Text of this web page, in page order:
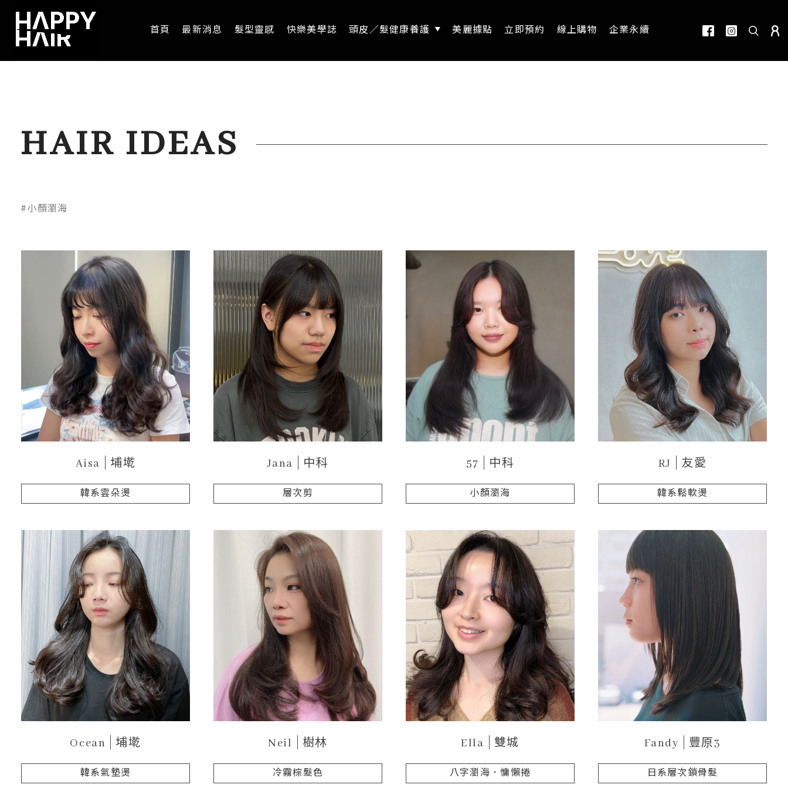
首頁 最新消息 髮型靈感 快樂美學誌 頭皮／髮健康養護 美麗據點 立即預約 線上購物 企業永續
HAIR IDEAS
#小顏瀏海
Aisa 埔墘
韓系雲朵燙
Jana 中科
層次剪
57 中科
小顏瀏海
RJ 友愛
韓系鬆軟燙
Ocean 埔墘
韓系氣墊燙
Neil 樹林
冷霧棕髮色
Ella 雙城
八字瀏海．慵懶捲
Fandy 豐原3
日系層次鎖骨髮